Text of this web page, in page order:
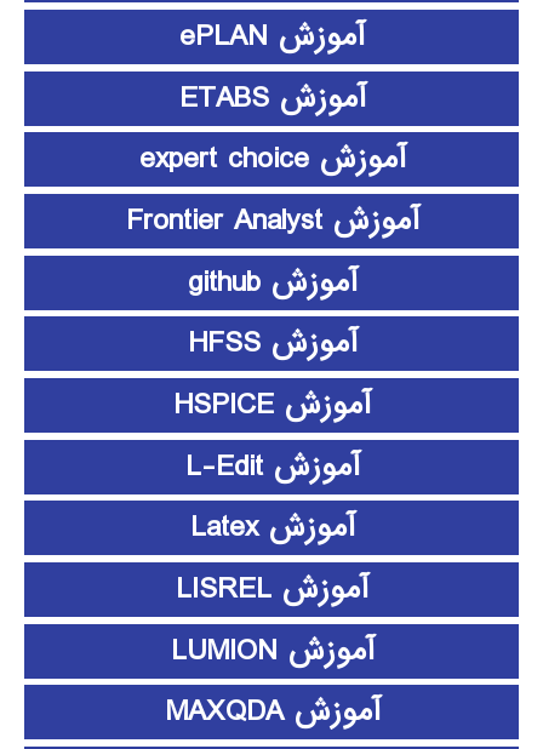
آموزش ePLAN
آموزش ETABS
آموزش expert choice
آموزش Frontier Analyst
آموزش github
آموزش HFSS
آموزش HSPICE
آموزش L-Edit
آموزش Latex
آموزش LISREL
آموزش LUMION
آموزش MAXQDA